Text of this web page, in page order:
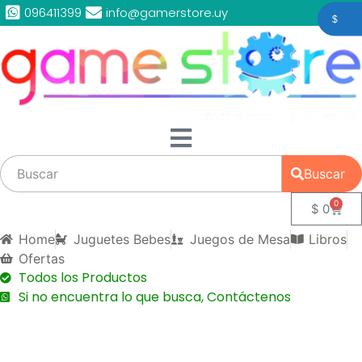
096411399 info@gamerstore.uy
Buscar
$ 0 0
Home Juguetes Bebes Juegos de Mesa
Libros
Ofertas
Todos los Productos
Si no encuentra lo que busca, Contáctenos
$